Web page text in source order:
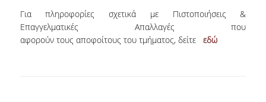
ΜΑΘΗΜΑΤΑ ΠΡΟΓΡΑΜΜΑΤΟΣ ΣΠΟΥΔΩΝ
ΑΚΑΔΗΜΑΪΚΟ ΗΜΕΡΟΛΟΓΙΟ
Για πληροφορίες σχετικά με Πιστοποιήσεις &
Επαγγελματικές Απαλλαγές που
αφορούν τους αποφοίτους του τμήματος, δείτε εδώ